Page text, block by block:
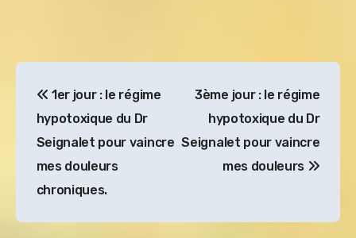
de
l’article
1er jour : le régime
hypotoxique du Dr
Seignalet pour vaincre
mes douleurs
chroniques.
3ème jour : le régime
hypotoxique du Dr
Seignalet pour vaincre
mes douleurs